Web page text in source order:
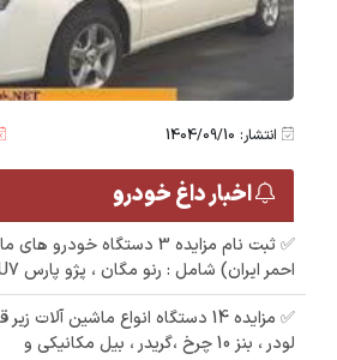
انتشار: 1404/09/10
اخبار داغ خودرو
✅ ثبت نام مزایده 3 دستگاه
احمر ایران) شامل : رنو مگان ، پژو پارس XU7 ، دنا EF7
✅ مزایده 14 دستگاه انواع ماشین
لودر ، بنز 10 چرخ ،گریدر ، بیل مکانیکی و